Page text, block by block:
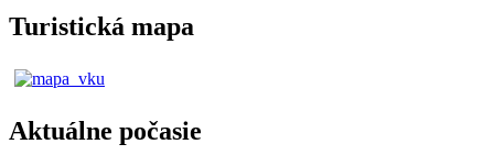
Turistická mapa
Aktuálne počasie